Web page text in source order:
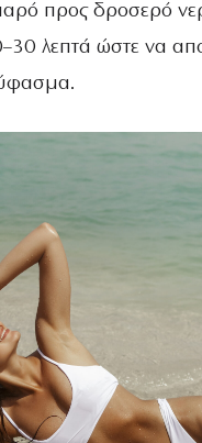
προς δροσερό
λεπτά ώστε να